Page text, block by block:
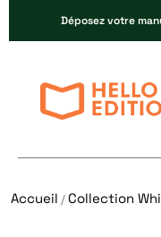
Déposez votre
Accueil /Collection